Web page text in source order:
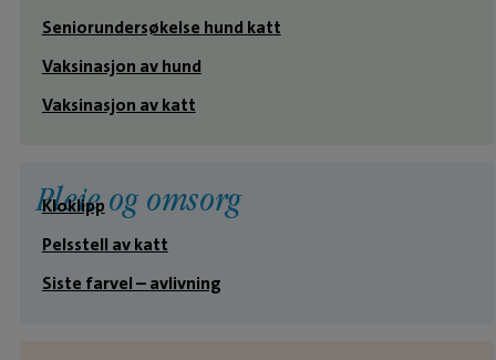
Seniorundersøkelse hund katt
Vaksinasjon av hund
Vaksinasjon av katt
Pleie og omsorg
Kloklipp
Pelsstell av katt
Siste farvel – avlivning